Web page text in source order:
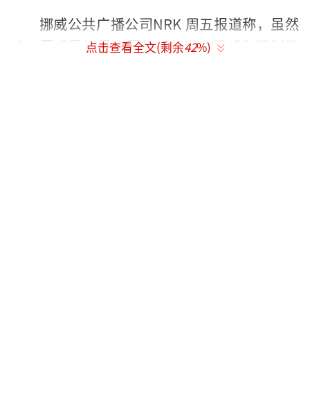
挪威公共广播公司NRK 周五报道称，虽然
这一要求最初是自愿的，但现在已成为强制性
点击查看全文(剩余42%)